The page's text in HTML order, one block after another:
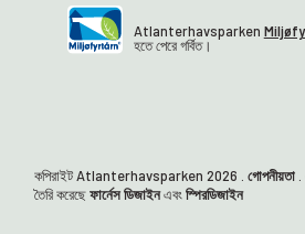
Atlanterhavsparken
হতে পেরে গর্বিত।
কপিরাইট Atlanterhavsparken2026 .গোপনীয়তা
তৈরি করেছেফার্নেস ডিজাইনএবংস্পিরডিজাইন